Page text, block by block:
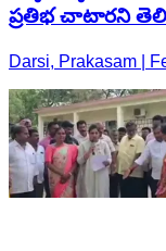
ప్రతిభ చాటారని
Darsi, Prakasam |